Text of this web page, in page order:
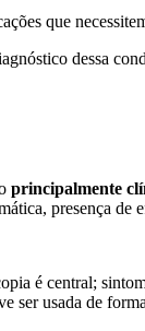
que
dessa
principalmente
presença de
é central;
ser usada de